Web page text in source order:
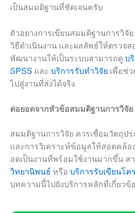
เป็นสมมติฐานที่ชัดเจนครับ
ตัวอย่างการเขียนสมมติฐานการวิจั
วิธีดำเนินงาน และผลลัพธ์ให้ตรวจส
พัฒนางานให้เป็นระบบสามารถดู บ
SPSS และ บริการรับทำวิจัย เพื่อช่
ไปสู่งานที่ส่งได้จริง
ต่อยอดจากหัวข้อสมมติฐานการวิจัย
สมมติฐานการวิจัย ควรเชื่อมวัตถุปร
และการวิเคราะห์ข้อมูลให้สอดคล้อ
อดเป็นงานที่พร้อมใช้งานมากขึ้น ส
วิทยานิพนธ์ หรือ บริการรับเขียนโค
บทความนี้ไปยังบริการหลักที่เกี่ยวข้